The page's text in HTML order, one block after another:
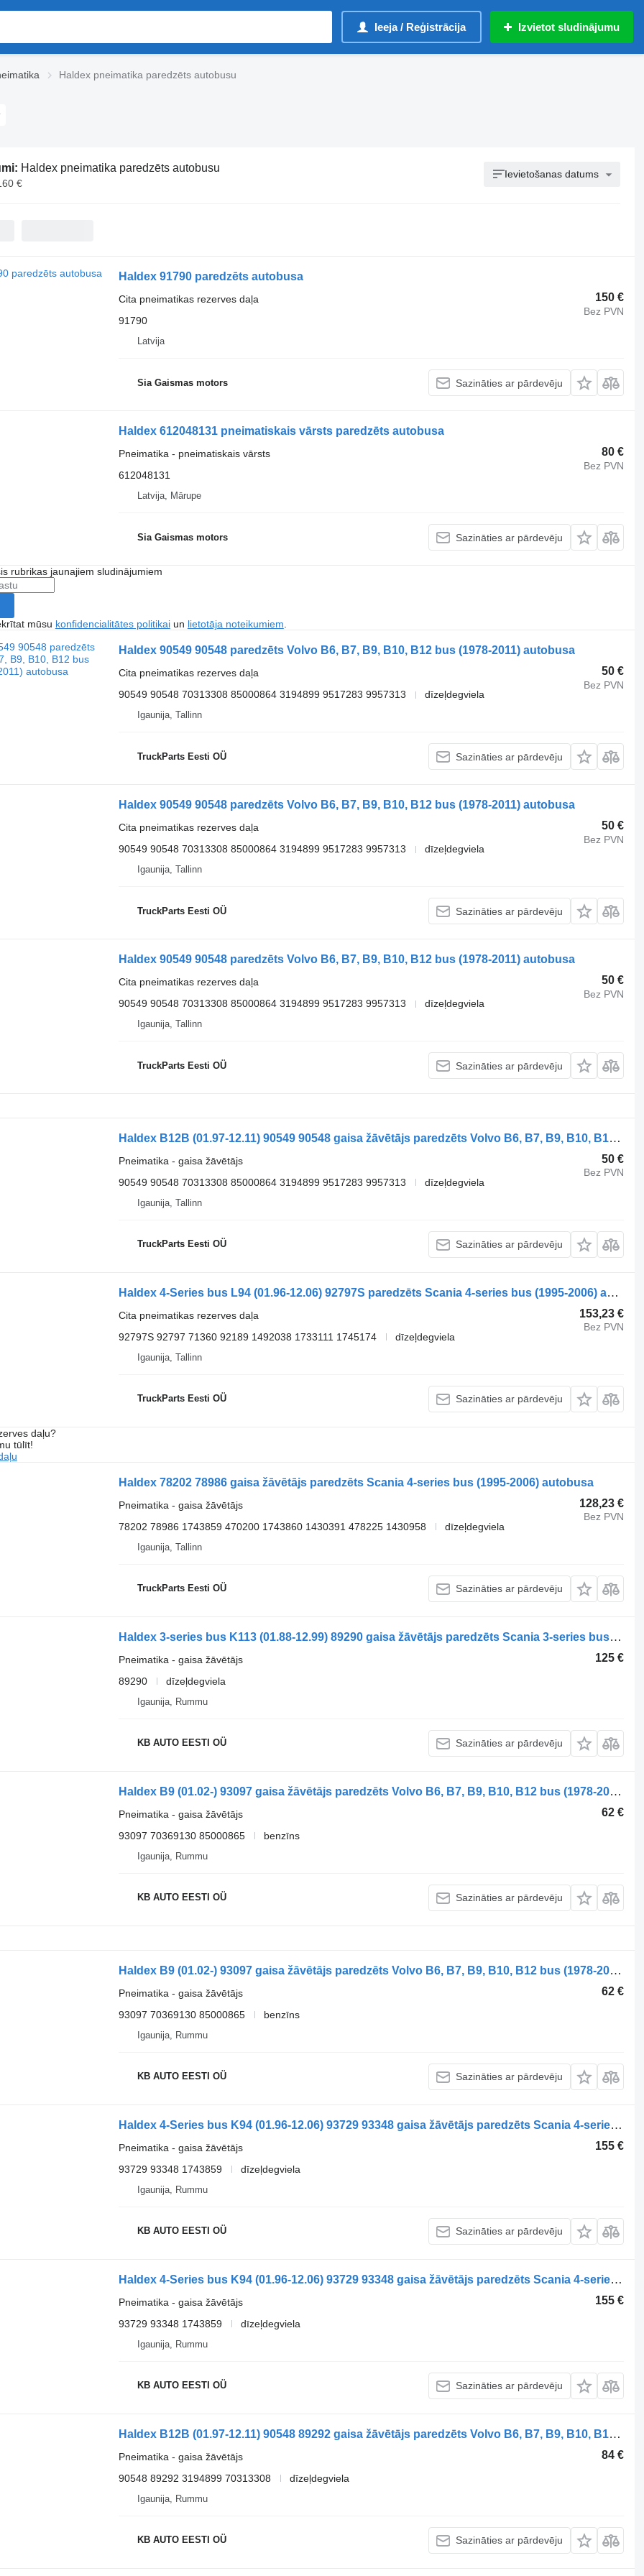
Ieeja / Reģistrācija Izvietot sludinājumu
Haldex pneimatika paredzēts autobusu
Haldex pneimatika paredzēts autobusu
€
Ievietošanas datums
Haldex 91790 paredzēts autobusa
150 €
Bez PVN
Cita pneimatikas rezerves daļa
91790
Latvija
Sia Gaismas motors Sazināties ar pārdevēju
Haldex 612048131 pneimatiskais vārsts paredzēts autobusa
80 €
Bez PVN
Pneimatika - pneimatiskais vārsts
612048131
Latvija, Mārupe
Sia Gaismas motors Sazināties ar pārdevēju
rubrikas jaunajiem sludinājumiem
mūsu konfidencialitātes politikaiun lietotāja noteikumiem
Haldex 90549 90548 paredzēts Volvo B6, B7, B9, B10, B12 bus (1978-2011) autobusa
50 €
Bez PVN
Cita pneimatikas rezerves daļa
90549 90548 70313308 85000864 3194899 9517283 9957313
dīzeļdegviela
Igaunija, Tallinn
TruckParts Eesti OÜ Sazināties ar pārdevēju
Haldex 90549 90548 paredzēts Volvo B6, B7, B9, B10, B12 bus (1978-2011) autobusa
50 €
Bez PVN
Cita pneimatikas rezerves daļa
90549 90548 70313308 85000864 3194899 9517283 9957313
dīzeļdegviela
Igaunija, Tallinn
TruckParts Eesti OÜ Sazināties ar pārdevēju
Haldex 90549 90548 paredzēts Volvo B6, B7, B9, B10, B12 bus (1978-2011) autobusa
50 €
Bez PVN
Cita pneimatikas rezerves daļa
90549 90548 70313308 85000864 3194899 9517283 9957313
dīzeļdegviela
Igaunija, Tallinn
TruckParts Eesti OÜ Sazināties ar pārdevēju
Haldex B12B (01.97-12.11) 90549 90548 gaisa žāvētājs paredzēts Volvo B6, B7, B9, B10, B12 bus (1978-2011) autobusa
50 €
Bez PVN
Pneimatika - gaisa žāvētājs
90549 90548 70313308 85000864 3194899 9517283 9957313
dīzeļdegviela
Igaunija, Tallinn
TruckParts Eesti OÜ Sazināties ar pārdevēju
Haldex 4-Series bus L94 (01.96-12.06) 92797S paredzēts Scania 4-series bus (1995-2006) autobusa
153,23 €
Bez PVN
Cita pneimatikas rezerves daļa
92797S 92797 71360 92189 1492038 1733111 1745174
dīzeļdegviela
Igaunija, Tallinn
TruckParts Eesti OÜ Sazināties ar pārdevēju
daļu?
tūlīt!
Haldex 78202 78986 gaisa žāvētājs paredzēts Scania 4-series bus (1995-2006) autobusa
128,23 €
Bez PVN
Pneimatika - gaisa žāvētājs
78202 78986 1743859 470200 1743860 1430391 478225 1430958
dīzeļdegviela
Igaunija, Tallinn
TruckParts Eesti OÜ Sazināties ar pārdevēju
Haldex 3-series bus K113 (01.88-12.99) 89290 gaisa žāvētājs paredzēts Scania 3-series bus (1988-1999) autobusa
125 €
Pneimatika - gaisa žāvētājs
89290
dīzeļdegviela
Igaunija, Rummu
KB AUTO EESTI OÜ Sazināties ar pārdevēju
Haldex B9 (01.02-) 93097 gaisa žāvētājs paredzēts Volvo B6, B7, B9, B10, B12 bus (1978-2011) autobusa
62 €
Pneimatika - gaisa žāvētājs
93097 70369130 85000865
benzīns
Igaunija, Rummu
KB AUTO EESTI OÜ Sazināties ar pārdevēju
Haldex B9 (01.02-) 93097 gaisa žāvētājs paredzēts Volvo B6, B7, B9, B10, B12 bus (1978-2011) autobusa
62 €
Pneimatika - gaisa žāvētājs
93097 70369130 85000865
benzīns
Igaunija, Rummu
KB AUTO EESTI OÜ Sazināties ar pārdevēju
Haldex 4-Series bus K94 (01.96-12.06) 93729 93348 gaisa žāvētājs paredzēts Scania 4-series bus (1995-2006) autobusa
155 €
Pneimatika - gaisa žāvētājs
93729 93348 1743859
dīzeļdegviela
Igaunija, Rummu
KB AUTO EESTI OÜ Sazināties ar pārdevēju
Haldex 4-Series bus K94 (01.96-12.06) 93729 93348 gaisa žāvētājs paredzēts Scania 4-series bus (1995-2006) autobusa
155 €
Pneimatika - gaisa žāvētājs
93729 93348 1743859
dīzeļdegviela
Igaunija, Rummu
KB AUTO EESTI OÜ Sazināties ar pārdevēju
Haldex B12B (01.97-12.11) 90548 89292 gaisa žāvētājs paredzēts Volvo B6, B7, B9, B10, B12 bus (1978-2011) autobusa
84 €
Pneimatika - gaisa žāvētājs
90548 89292 3194899 70313308
dīzeļdegviela
Igaunija, Rummu
KB AUTO EESTI OÜ Sazināties ar pārdevēju